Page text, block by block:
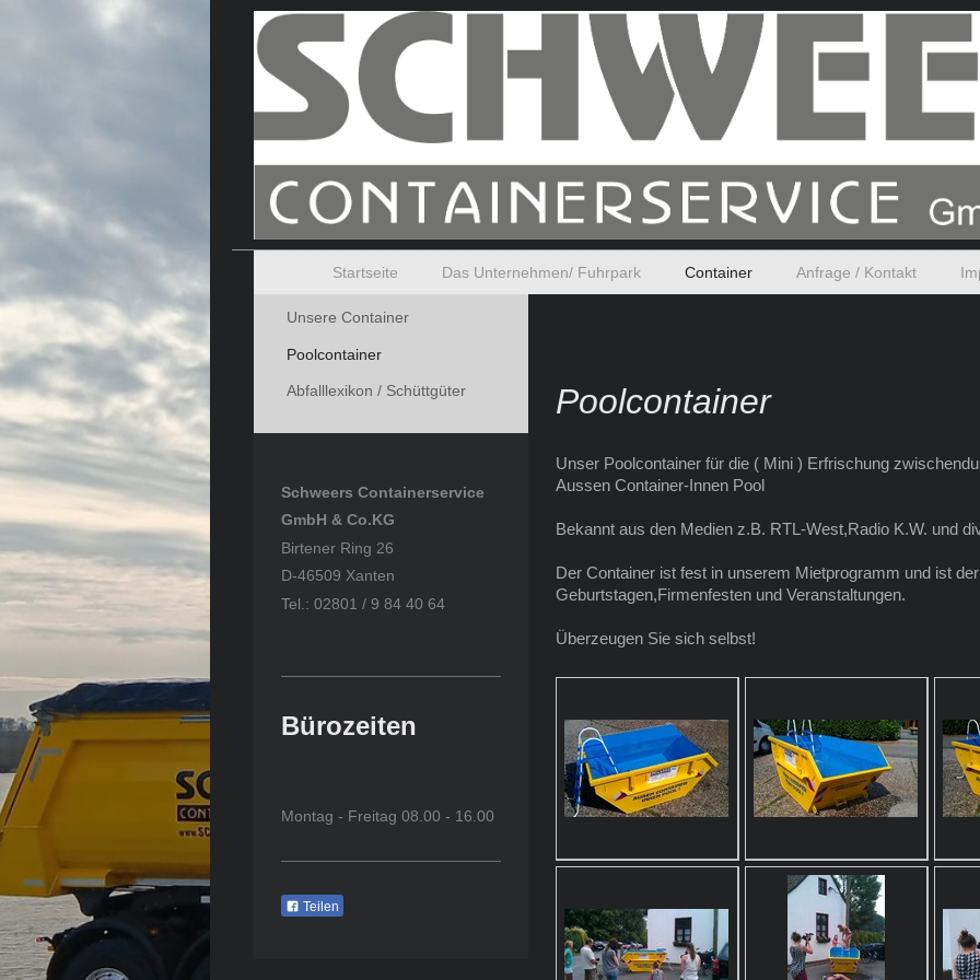
Startseite Das Unternehmen/ Fuhrpark Container Anfrage / Kontakt
Poolcontainer
Unser Poolcontainer für die ( Mini ) Erfrischung
Aussen Container-Innen Pool
Bekannt aus den Medien z.B. RTL-West,Radio K.W. und
Der Container ist fest in unserem Mietprogramm und ist
Geburtstagen,Firmenfesten und Veranstaltungen.
Überzeugen Sie sich selbst!
Unsere Container
Poolcontainer
Abfalllexikon / Schüttgüter
Schweers Containerservice
GmbH & Co.KG
Birtener Ring 26
D-46509 Xanten
Tel.: 02801 / 9 84 40 64
Bürozeiten
Montag - Freitag 08.00 - 16.00
Teilen